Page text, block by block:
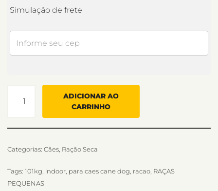
Simulação de frete
ADICIONAR AO
CARRINHO
Categorias: Cães Ração Seca
Tags: 101kg indoor para caes cane dog racao RAÇAS
PEQUENAS